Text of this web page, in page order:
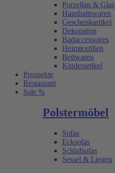
Porzellan & Glas
Haushaltswaren
Geschenkartikel
Dekoration
Badaccessoires
Heimtextilien
Bettwaren
Kinderartikel
Prospekte
Restaurant
Sale %
Polstermöbel
Sofas
Ecksofas
Schlafsofas
Sessel & Liegen